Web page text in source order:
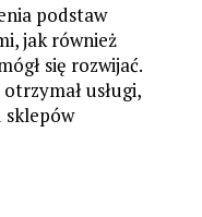
podstaw
jak również
się rozwijać.
usługi,
sklepów